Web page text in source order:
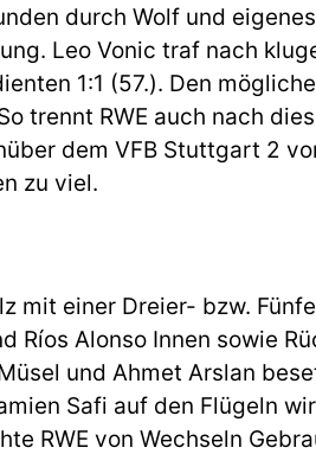
durch Wolf und
Leo Vonic traf nach
1:1 (57.). Den
trennt RWE auch nach
dem VFB Stuttgart 2
zu viel.
mit einer Dreier- bzw.
Ríos Alonso Innen sowie
und Ahmet Arslan
Safi auf den Flügeln
RWE von Wechseln